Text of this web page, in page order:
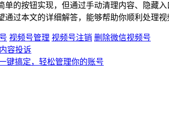
单的按钮实现，但通过手动清理内容、隐藏
通过本文的详细解答，能够帮助你顺利处理视
视频号管理 视频号注销 删除微信视频号
内容投诉
键搞定，轻松管理你的账号